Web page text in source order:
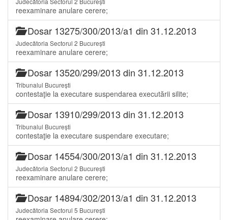
reexaminare anulare cerere;
Dosar 13275/300/2013/a1 din 31.12.2013
Judecătoria Sectorul 2 București
reexaminare anulare cerere;
Dosar 13520/299/2013 din 31.12.2013
Tribunalul București
contestaţie la executare suspendarea executării silite;
Dosar 13910/299/2013 din 31.12.2013
Tribunalul București
contestaţie la executare suspendare executare;
Dosar 14554/300/2013/a1 din 31.12.2013
Judecătoria Sectorul 2 București
reexaminare anulare cerere;
Dosar 14894/302/2013/a1 din 31.12.2013
Judecătoria Sectorul 5 București